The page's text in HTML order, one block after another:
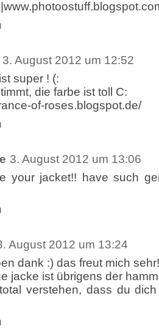
3. August 2012 um 12:52
super ! (:
die farbe ist toll C:
of-roses.blogspot.de/
3. August 2012 um 13:06
your jacket!! have such
August 2012 um 13:24
dank :) das freut mich sehr!
jacke ist übrigens der
verstehen, dass du